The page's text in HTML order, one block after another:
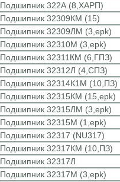
Подшипник 322А (8,ХАРП)
Подшипник 32309КМ (15)
Подшипник 32309ЛМ (3,epk)
Подшипник 32310М (3,epk)
Подшипник 32311КМ (6,ГПЗ)
Подшипник 32312Л (4,СПЗ)
Подшипник 32314К1М (10,ПЗ)
Подшипник 32315КМ (15,epk)
Подшипник 32315ЛМ (3,epk)
Подшипник 32315М (1,epk)
Подшипник 32317 (NU317)
Подшипник 32317КМ (10,ПЗ)
Подшипник 32317Л
Подшипник 32317М (3,epk)